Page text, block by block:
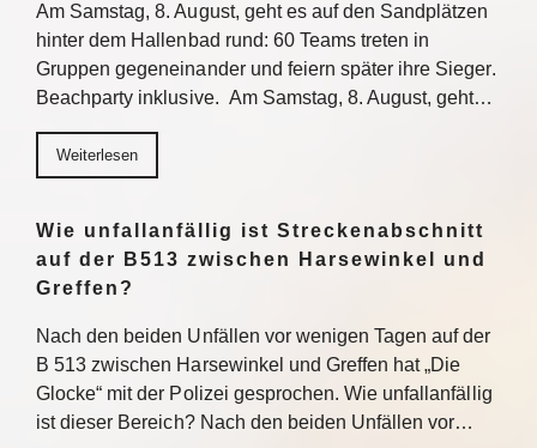
Am Samstag, 8. August, geht es auf den Sandplätzen
hinter dem Hallenbad rund: 60 Teams treten in
Gruppen gegeneinander und feiern später ihre Sieger.
Beachparty inklusive. Am Samstag, 8. August, geht…
Weiterlesen
Wie unfallanfällig ist Streckenabschnitt
auf der B513 zwischen Harsewinkel und
Greffen?
Nach den beiden Unfällen vor wenigen Tagen auf der
B 513 zwischen Harsewinkel und Greffen hat „Die
Glocke“ mit der Polizei gesprochen. Wie unfallanfällig
ist dieser Bereich? Nach den beiden Unfällen vor…